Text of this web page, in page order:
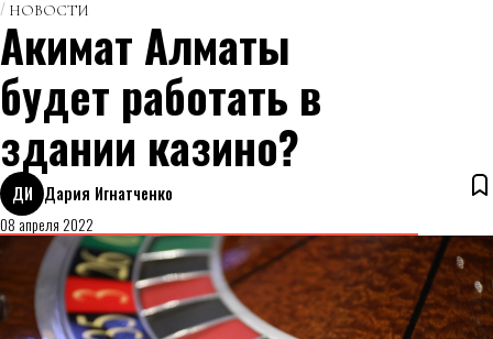
НОВОСТИ
Акимат Алматы
будет работать в
здании казино?
ДИ Дария Игнатченко
08 апреля 2022